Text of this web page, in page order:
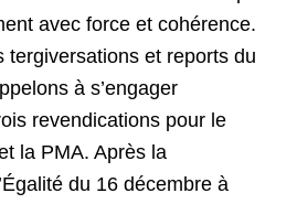
avec force et cohérence.
tergiversations et reports du
à s’engager
revendications pour le
la PMA. Après la
du 16 décembre à